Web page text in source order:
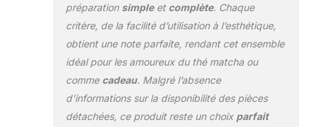
préparation simpleet complète. Chaque
critère, de la facilité d’utilisation à l’esthétique,
obtient une note parfaite, rendant cet ensemble
idéal pour les amoureux du thé matcha ou
comme cadeau. Malgré l’absence
d’informations sur la disponibilité des pièces
détachées, ce produit reste un choix parfait